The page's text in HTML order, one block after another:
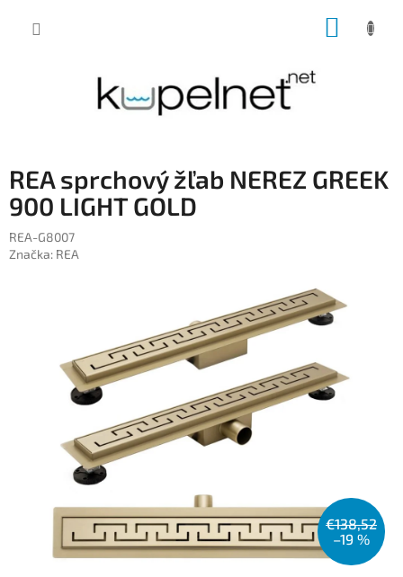
REA sprchový žľab NEREZ GREEK
900 LIGHT GOLD
REA-G8007
Značka: REA
€138,52
–19 %